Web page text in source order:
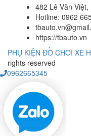
482 Lê Văn
Hotline: 0962
https://tbauto.vn
PHỤ KIỆN ĐỒ CHƠI XE
rights reserved
0962665345